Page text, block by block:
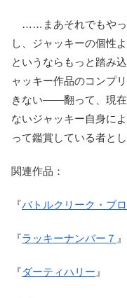
……まあそれでもやっ
し、ジャッキーの個性
というならもっと踏み
ャッキー作品のコンプ
きない――翻って、現在
ないジャッキー自身に
って鑑賞している者と
関連作品：
『バトルクリーク・ブ
『ラッキーナンバー７ 』
『ダーティハリー 』